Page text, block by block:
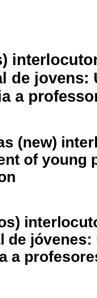
de jovens:
a
(new)
of young
de jóvenes:
a